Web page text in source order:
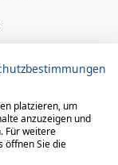
platzieren, um
anzuzeigen und
Für weitere
öffnen Sie die